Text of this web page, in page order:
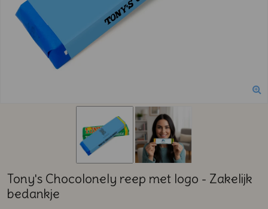
Tony's Chocolonely reep met logo - Zakelijk
bedankje